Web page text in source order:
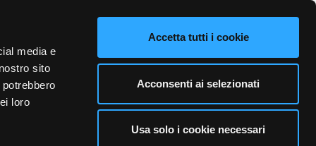
media e
sito
loro
Accetta tutti i cookie
Acconsenti ai selezionati
Usa solo i cookie necessari
LINGUE
NAZIONE VENDITA
CONTATTI
CURA DELL'AMBIENTE BUSINESS